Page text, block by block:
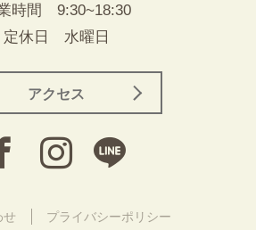
時間 9:30~18:30
定休日 水曜日
アクセス
せ プライバシーポリシー